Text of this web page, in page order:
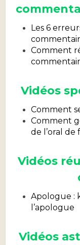
Les 6
Comment
Vidéos
Comment
Comment
de l’oral de
Vidéos
Apologue :
l’apologue
Vidéos